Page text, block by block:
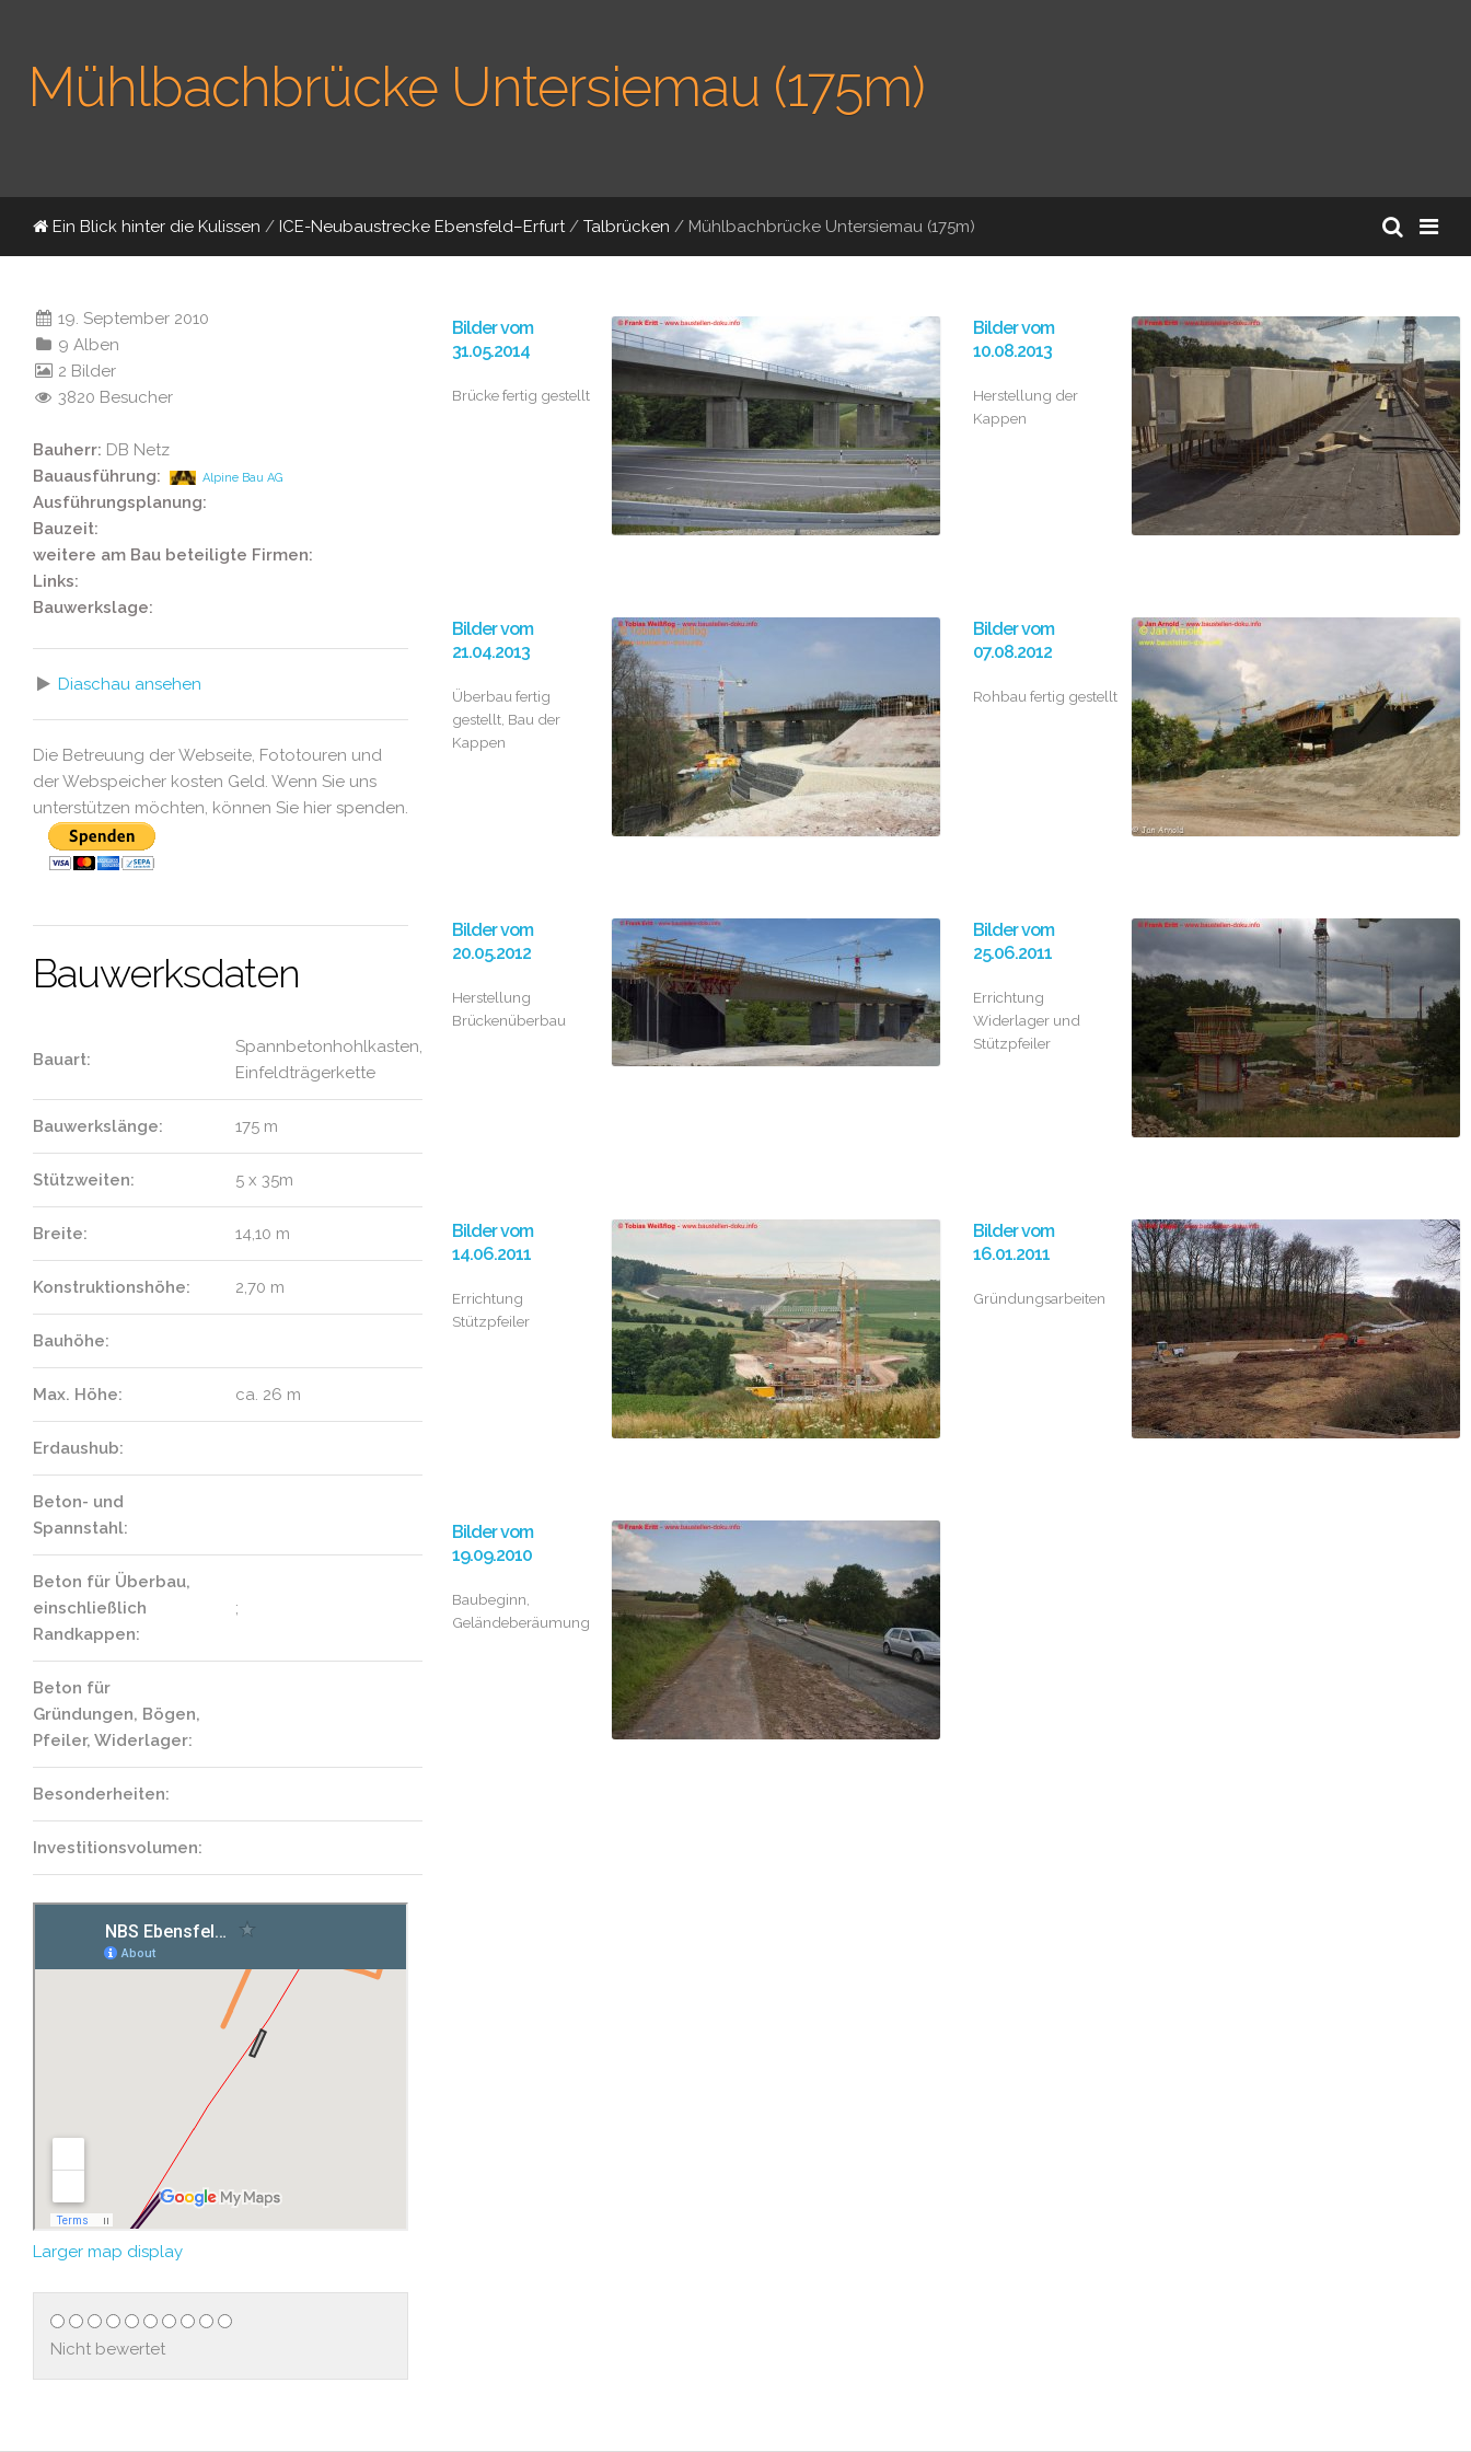
Mühlbachbrücke Untersiemau (175m)
Ein Blick hinter die Kulissen / ICE-Neubaustrecke Ebensfeld–Erfurt/ Talbrücken / Mühlbachbrücke Untersiemau (175m)
Bilder vom
31.05.2014
Brücke fertig gestellt
Bilder vom
10.08.2013
Herstellung der
Kappen
Bilder vom
21.04.2013
Überbau fertig
gestellt, Bau der
Kappen
Bilder vom
07.08.2012
Rohbau fertig gestellt
Bilder vom
20.05.2012
Herstellung
Brückenüberbau
Bilder vom
25.06.2011
Errichtung
Widerlager und
Stützpfeiler
Bilder vom
14.06.2011
Errichtung
Stützpfeiler
Bilder vom
16.01.2011
Gründungsarbeiten
Bilder vom
19.09.2010
Baubeginn,
Geländeberäumung
19. September 2010
9 Alben
2 Bilder
3820 Besucher
Bauherr: DB Netz
Bauausführung:
Alpine Bau AG
Ausführungsplanung:
Bauzeit:
weitere am Bau beteiligte Firmen:
Links:
Bauwerkslage:
Diaschau ansehen
Die Betreuung der Webseite, Fototouren und
der Webspeicher kosten Geld. Wenn Sie uns
unterstützen möchten, können Sie hier spenden.
Bauwerksdaten
Bauart:
Spannbetonhohlkasten,
Einfeldträgerkette
Bauwerkslänge: 175 m
Stützweiten: 5 x 35m
Breite: 14,10 m
Konstruktionshöhe: 2,70 m
Bauhöhe:
Max. Höhe: ca. 26 m
Erdaushub:
Beton- und
Spannstahl:
Beton für Überbau,
einschließlich
Randkappen:
;
Beton für
Gründungen, Bögen,
Pfeiler, Widerlager:
Besonderheiten:
Investitionsvolumen:
Larger map display
Nicht bewertet